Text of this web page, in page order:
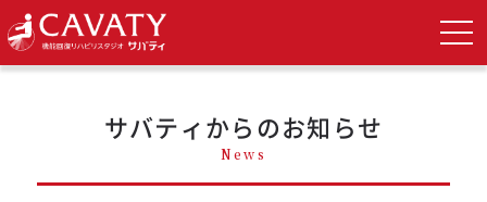
TOP>admin の記事
サバティからのお知らせ
News